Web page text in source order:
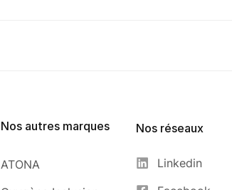
Nos autres marques
ATONA
Nos réseaux
Linkedin